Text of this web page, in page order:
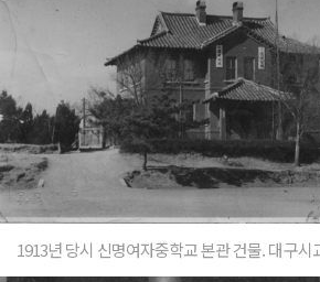
1913년 당시 신명여자중학교 본관 건물. 대구시